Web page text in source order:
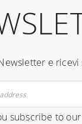
e
subscribe to